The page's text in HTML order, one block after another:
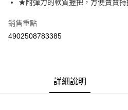
便利好安心！
２．便利：只要手機號碼，簡訊認證，即可
２．訂單成立數日內，您將收到繳費通知簡
３．收到繳費通知簡訊後14天內，點擊此
ATM／網路銀行／等多元方式進行付款，
全家取貨付款
每筆NT$60，滿NT$590(含以上)免運
★附彈力的軟質握把，方便寶寶持
銷售重點
4902508783385
詳細說明